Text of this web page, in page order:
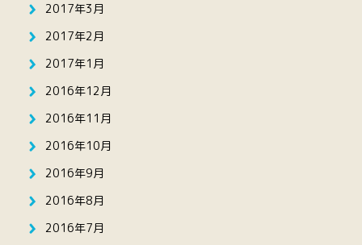
2017年3月
2017年2月
2017年1月
2016年12月
2016年11月
2016年10月
2016年9月
2016年8月
2016年7月